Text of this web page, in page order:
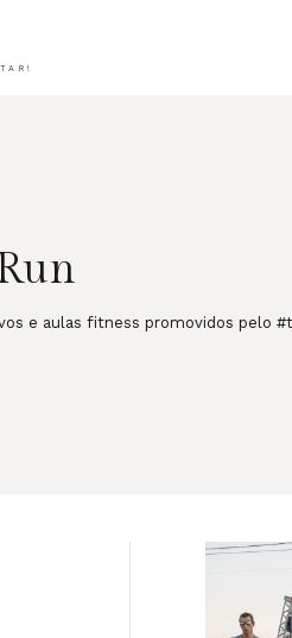
e aulas fitness promovidos pelo